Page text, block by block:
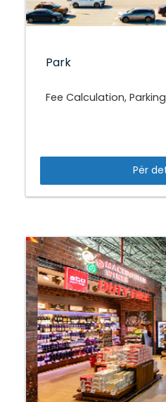
Park
Fee Calculation,
Për